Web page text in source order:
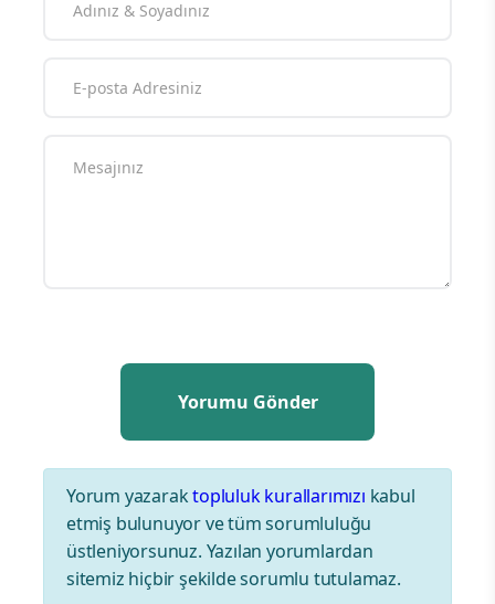
Yorum yazaraktopluluk kurallarımızı kabul
etmiş bulunuyor ve tüm sorumluluğu
üstleniyorsunuz. Yazılan yorumlardan
sitemiz hiçbir şekilde sorumlu tutulamaz.